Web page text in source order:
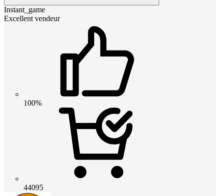
Instant_game
Excellent vendeur
100%
44095